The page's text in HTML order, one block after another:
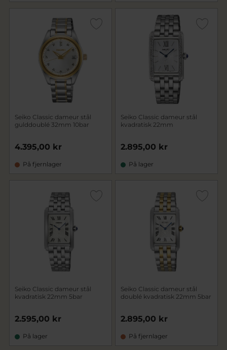
Seiko Classic dameur stål
gulddoublé 32mm 10bar
4.395,00 kr
På fjernlager
Seiko Classic dameur stål
kvadratisk 22mm
2.895,00 kr
På lager
Seiko Classic dameur stål
kvadratisk 22mm 5bar
2.595,00 kr
På lager
Seiko Classic dameur stål
doublé kvadratisk 22mm 5bar
2.895,00 kr
På fjernlager